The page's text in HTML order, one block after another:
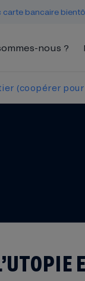
bancaire
nous ?
(coopérer